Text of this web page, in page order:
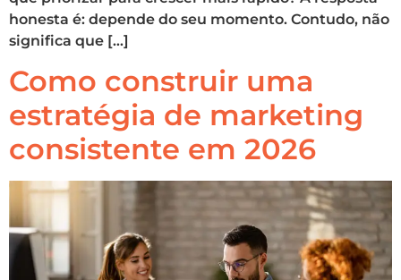
honesta é: depende do seu momento. Contudo, não
significa que […]
Como construir uma
estratégia de marketing
consistente em 2026